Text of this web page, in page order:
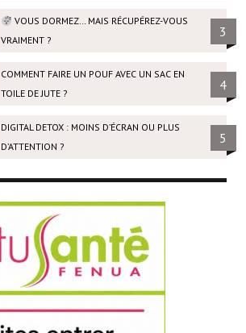
VOUS DORMEZ… MAIS RÉCUPÉREZ-VOUS
VRAIMENT ?
3
COMMENT FAIRE UN POUF AVEC UN SAC EN
TOILE DE JUTE ?
4
DIGITAL DETOX : MOINS D’ÉCRAN OU PLUS
D’ATTENTION ?
5